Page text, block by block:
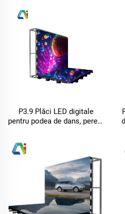
P3.9 Plăci LED digitale
pentru podea de dans, perete
afișare pentru KTV și curte